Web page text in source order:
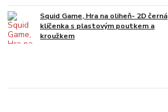
Squid Game, Hra na oliheň- 2D černá
klíčenka s plastovým poutkem a
kroužkem